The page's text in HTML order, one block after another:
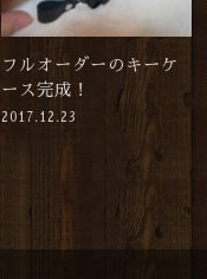
フルオーダーのキーケ
ース完成！
2017.12.23